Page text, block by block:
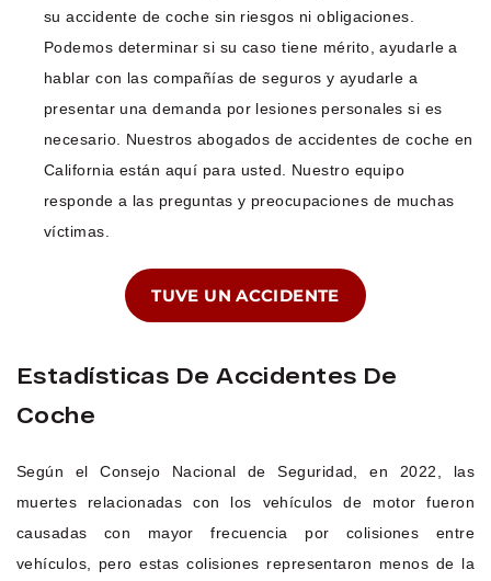
su accidente de coche sin riesgos ni obligaciones.
Podemos determinar si su caso tiene mérito, ayudarle a
hablar con las compañías de seguros y ayudarle a
presentar una demanda por lesiones personales si es
necesario. Nuestros abogados de accidentes de coche en
California están aquí para usted. Nuestro equipo
responde a las preguntas y preocupaciones de muchas
víctimas.
TUVE UN ACCIDENTE
Estadísticas De Accidentes De
Coche
Según el Consejo Nacional de Seguridad, en 2022, las
muertes relacionadas con los vehículos de motor fueron
causadas con mayor frecuencia por colisiones entre
vehículos, pero estas colisiones representaron menos de la